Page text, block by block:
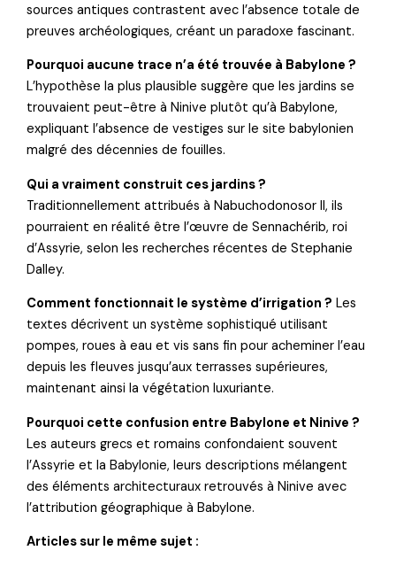
sources antiques contrastent avec l’absence totale de
preuves archéologiques, créant un paradoxe fascinant.
Pourquoi aucune trace n’a été trouvée à Babylone ?
L’hypothèse la plus plausible suggère que les jardins se
trouvaient peut-être à Ninive plutôt qu’à Babylone,
expliquant l’absence de vestiges sur le site babylonien
malgré des décennies de fouilles.
Qui a vraiment construit ces jardins ?
Traditionnellement attribués à Nabuchodonosor II, ils
pourraient en réalité être l’œuvre de Sennachérib, roi
d’Assyrie, selon les recherches récentes de Stephanie
Dalley.
Comment fonctionnait le système d’irrigation ? Les
textes décrivent un système sophistiqué utilisant
pompes, roues à eau et vis sans fin pour acheminer l’eau
depuis les fleuves jusqu’aux terrasses supérieures,
maintenant ainsi la végétation luxuriante.
Pourquoi cette confusion entre Babylone et Ninive ?
Les auteurs grecs et romains confondaient souvent
l’Assyrie et la Babylonie, leurs descriptions mélangent
des éléments architecturaux retrouvés à Ninive avec
l’attribution géographique à Babylone.
Articles sur le même sujet :